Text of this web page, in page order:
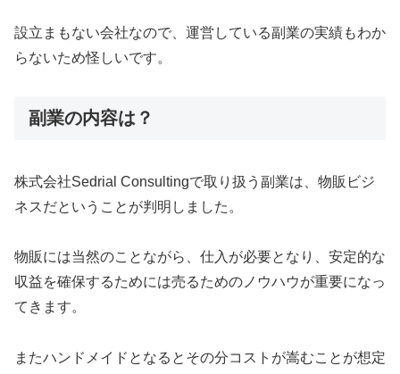
設立まもない会社なので、運営している副業の実績もわか
らないため怪しいです。
副業の内容は？
株式会社Sedrial Consultingで取り扱う副業は、物販ビジ
ネスだということが判明しました。
物販には当然のことながら、仕入が必要となり、安定的な
収益を確保するためには売るためのノウハウが重要になっ
てきます。
またハンドメイドとなるとその分コストが嵩むことが想定